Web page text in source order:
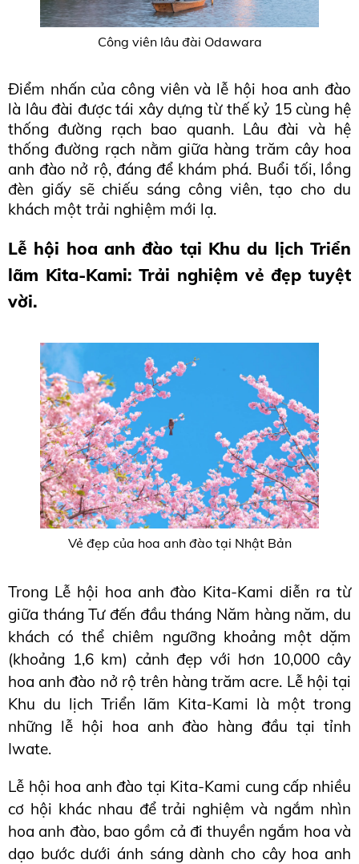
Công viên lâu đài Odawara
Điểm nhấn của công viên và lễ hội hoa anh đào
là lâu đài được tái xây dựng từ thế kỷ 15 cùng hệ
thống đường rạch bao quanh. Lâu đài và hệ
thống đường rạch nằm giữa hàng trăm cây hoa
anh đào nở rộ, đáng để khám phá. Buổi tối, lồng
đèn giấy sẽ chiếu sáng công viên, tạo cho du
khách một trải nghiệm mới lạ.
Lễ hội hoa anh đào tại Khu du lịch Triển
lãm Kita-Kami: Trải nghiệm vẻ đẹp tuyệt
vời.
Vẻ đẹp của hoa anh đào tại Nhật Bản
Trong Lễ hội hoa anh đào Kita-Kami diễn ra từ
giữa tháng Tư đến đầu tháng Năm hàng năm, du
khách có thể chiêm ngưỡng khoảng một dặm
(khoảng 1,6 km) cảnh đẹp với hơn 10,000 cây
hoa anh đào nở rộ trên hàng trăm acre. Lễ hội tại
Khu du lịch Triển lãm Kita-Kami là một trong
những lễ hội hoa anh đào hàng đầu tại tỉnh
Iwate.
Lễ hội hoa anh đào tại Kita-Kami cung cấp nhiều
cơ hội khác nhau để trải nghiệm và ngắm nhìn
hoa anh đào, bao gồm cả đi thuyền ngắm hoa và
dạo bước dưới ánh sáng dành cho cây hoa anh